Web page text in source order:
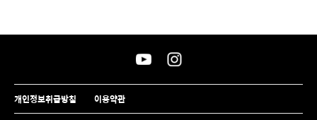
개인정보취급방침 이용약관